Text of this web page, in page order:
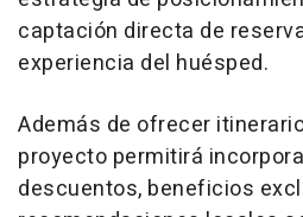
captación directa de
experiencia del huésped.
Además de ofrecer
proyecto permitirá
descuentos, beneficios